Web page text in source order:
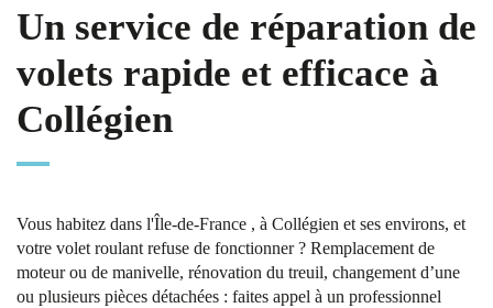
Un service de réparation de
volets rapide et efficace à
Collégien
Vous habitez dans l'Île-de-France , à Collégien et ses environs, et
votre volet roulant refuse de fonctionner ? Remplacement de
moteur ou de manivelle, rénovation du treuil, changement d’une
ou plusieurs pièces détachées : faites appel à un professionnel